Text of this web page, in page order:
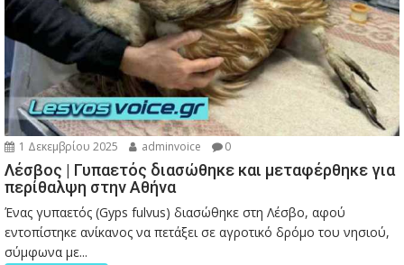
1 Δεκεμβρίου 2025 adminvoice 0
Λέσβος | Γυπαετός διασώθηκε και μεταφέρθηκε για
περίθαλψη στην Αθήνα
Ένας γυπαετός (Gyps fulvus) διασώθηκε στη Λέσβο, αφού
εντοπίστηκε ανίκανος να πετάξει σε αγροτικό δρόμο του νησιού,
σύμφωνα με...